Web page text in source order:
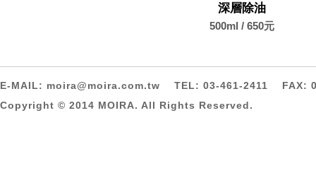
深層除油
500ml / 650元
E-MAIL: moira@moira.com.tw TEL: 03-461-2411 FAX:
Copyright © 2014 MOIRA. All Rights Reserved.